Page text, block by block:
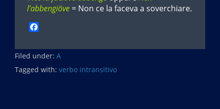
l’abbengiöve = Non ce la faceva a soverchiare.
c
e
b
Filed under: A
Tagged with: verbo intransitivo